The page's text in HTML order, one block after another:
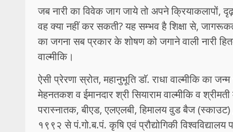
जब नारी का विवेक जाग जाये तो अपने क्रियाकलापों,
वह क्या नहीं कर सकती? यह सम्भव है शिक्षा से,
का जगना सब प्रकार के शोषण को जगाने वाली नारी
वाल्मीकि।
ऐसी प्रेरणा स्रोत, महानुभूति डाॅ. राधा वाल्मीकि
मेहनतकश व ईमानदार श्री सियाराम वाल्मीकि व
परास्नातक, बीएड, एलएलबी, हिमालय वुड बैज (स्काउट) ,
१९९२ से पं.गो.ब.पं. कृषि एवं प्रौद्योगिकी